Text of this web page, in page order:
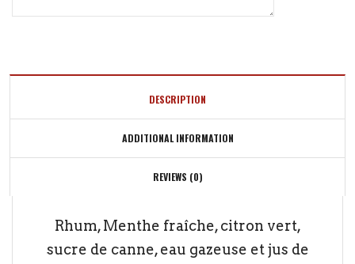
DESCRIPTION
ADDITIONAL INFORMATION
REVIEWS (0)
Rhum, Menthe fraîche, citron vert,
sucre de canne, eau gazeuse et jus de